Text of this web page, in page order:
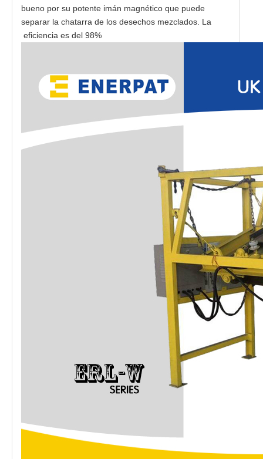
bueno por su potente imán magnético que puede
separar la chatarra de los desechos mezclados. La
eficiencia es del 98%